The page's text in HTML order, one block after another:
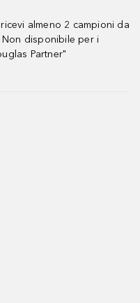
almeno 2 campioni da
disponibile per i
Partner"